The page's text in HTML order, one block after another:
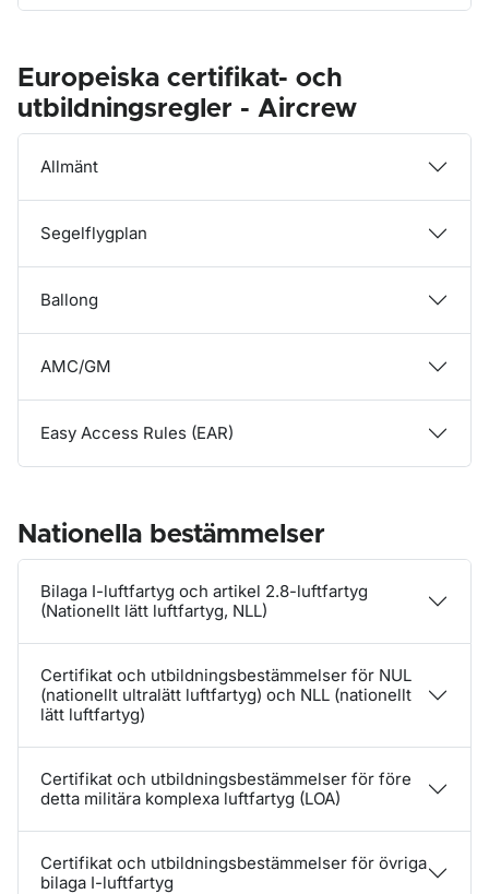
Europeiska certifikat- och
utbildningsregler - Aircrew
Allmänt
Segelflygplan
Ballong
AMC/GM
Easy Access Rules (EAR)
Nationella bestämmelser
Bilaga I-luftfartyg och artikel 2.8-luftfartyg
(Nationellt lätt luftfartyg, NLL)
Certifikat och utbildningsbestämmelser för NUL
(nationellt ultralätt luftfartyg) och NLL (nationellt
lätt luftfartyg)
Certifikat och utbildningsbestämmelser för före
detta militära komplexa luftfartyg (LOA)
Certifikat och utbildningsbestämmelser för övriga
bilaga I-luftfartyg